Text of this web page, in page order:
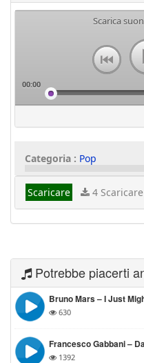
Scarica
00:00
Categoria : Pop
Scaricare 4
Potrebbe piacerti
Bruno Mars – I Just
630
Francesco Gabbani –
1392